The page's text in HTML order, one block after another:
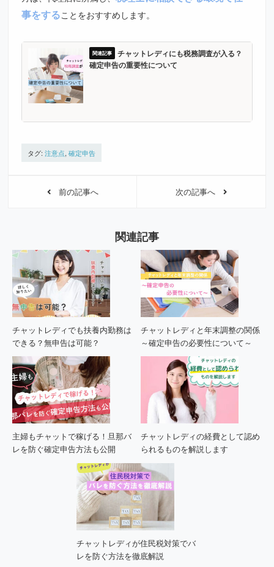
事をすることをおすすめします。
チャットレディにも税務調査が入る？
確定申告の重要性について
タグ:注意点,確定申告
前の記事へ 次の記事へ
関連記事
チャットレディでも扶養内勤務は
できる？無申告は可能？
チャットレディと年末調整の関係
～確定申告の必要性について～
主婦もチャットで稼げる！旦那バ
レを防ぐ確定申告方法も公開
チャットレディの経費として認め
られるものを解説します
チャットレディが住民税対策でバ
レを防ぐ方法を徹底解説